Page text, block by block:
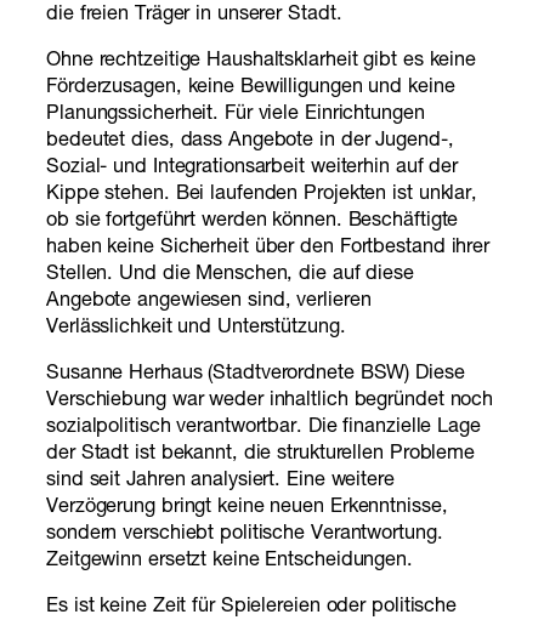
die freien Träger in unserer Stadt.
Ohne rechtzeitige Haushaltsklarheit gibt es keine
Förderzusagen, keine Bewilligungen und keine
Planungssicherheit. Für viele Einrichtungen
bedeutet dies, dass Angebote in der Jugend-,
Sozial- und Integrationsarbeit weiterhin auf der
Kippe stehen. Bei laufenden Projekten ist unklar,
ob sie fortgeführt werden können. Beschäftigte
haben keine Sicherheit über den Fortbestand ihrer
Stellen. Und die Menschen, die auf diese
Angebote angewiesen sind, verlieren
Verlässlichkeit und Unterstützung.
Susanne Herhaus (Stadtverordnete BSW) Diese
Verschiebung war weder inhaltlich begründet noch
sozialpolitisch verantwortbar. Die finanzielle Lage
der Stadt ist bekannt, die strukturellen Probleme
sind seit Jahren analysiert. Eine weitere
Verzögerung bringt keine neuen Erkenntnisse,
sondern verschiebt politische Verantwortung.
Zeitgewinn ersetzt keine Entscheidungen.
Es ist keine Zeit für Spielereien oder politische